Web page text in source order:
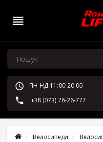
ПН-НД 11:00-20:00
+38 (073) 76-26-777
Велосипеди